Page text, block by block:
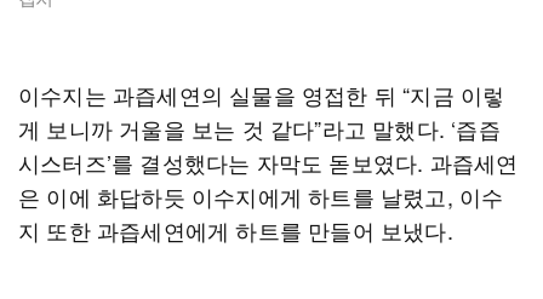
이수지는 과즙세연의 실물을 영접한 뒤 “지금 이렇
게 보니까 거울을 보는 것 같다”라고 말했다. ‘즙즙
시스터즈’를 결성했다는 자막도 돋보였다. 과즙세연
은 이에 화답하듯 이수지에게 하트를 날렸고, 이수
지 또한 과즙세연에게 하트를 만들어 보냈다.